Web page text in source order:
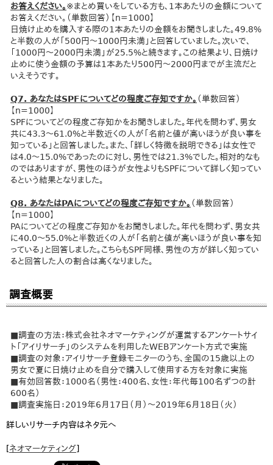
お答えください。※まとめ買いをしている方も、1本あたりの金額について
お答えください。（単数回答）【n=1000】
日焼け止めを購入する際の1本あたりの金額をお聞きしました。49.8%
と半数の人が「500円～1000円未満」と回答していました。次いで、
「1000円～2000円未満」が25.5%と続きます。この結果より、日焼け
止めに使う金額の予算は1本あたり500円～2000円までが主流だと
いえそうです。
Q7. あなたはSPFについてどの程度ご存知ですか。 （単数回答）
【n=1000】
SPFについてどの程度ご存知かをお聞きしました。年代を問わず、男女
共に43.3～61.0%と半数近くの人が「名前と値が高いほうが良い事を
知っている」と回答しました。また、「詳しく特徴を説明できる」は女性で
は4.0～15.0%であったのに対し、男性では21.3%でした。相対的なも
のではありますが、男性のほうが女性よりもSPFについて詳しく知ってい
るという結果となりました。
Q8. あなたはPAについてどの程度ご存知ですか。 （単数回答）
【n=1000】
PAについてどの程度ご存知かをお聞きしました。年代を問わず、男女共
に40.0～55.0%と半数近くの人が「名前と値が高いほうが良い事を知
っている」と回答しました。こちらもSPF同様、男性の方が詳しく知ってい
ると回答した人の割合は高くなりました。
調査概要
■調査の方法：株式会社ネオマーケティングが運営するアンケートサイ
ト「アイリサーチ」のシステムを利用したWEBアンケート方式で実施
■調査の対象：アイリサーチ登録モニターのうち、全国の15歳以上の
男女で夏に日焼け止めを自分で購入して使用する方を対象に実施
■有効回答数：1000名（男性：400名、女性：年代毎100名ずつの計
600名）
■調査実施日：2019年6月17日（月）～2019年6月18日（火）
詳しいリサーチ内容はネタ元へ
[ネオマーケティング]